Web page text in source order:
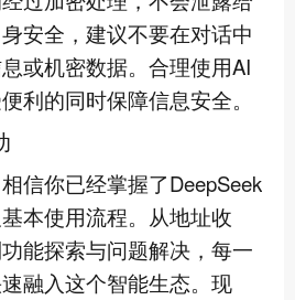
安全，建议不要在对话中
或机密数据。合理使用AI
利的同时保障信息安全。
信你已经掌握了DeepSeek
本使用流程。从地址收
能探索与问题解决，每一
融入这个智能生态。现